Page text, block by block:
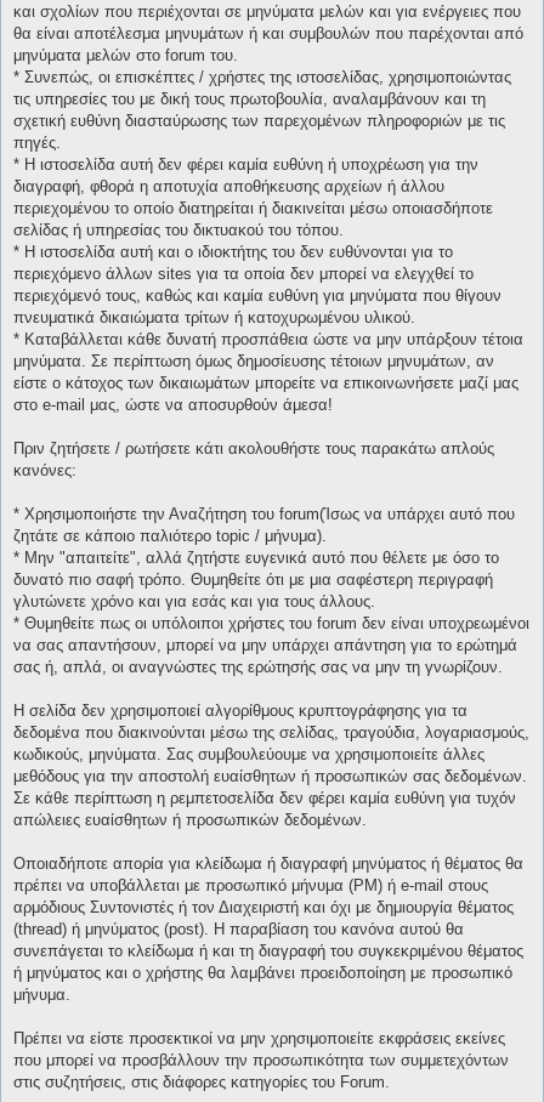
και σχολίων που περιέχονται σε μηνύματα μελών και για ενέργειες που
θα είναι αποτέλεσμα μηνυμάτων ή και συμβουλών που παρέχονται από
μηνύματα μελών στο forum του.
* Συνεπώς, οι επισκέπτες / χρήστες της ιστοσελίδας, χρησιμοποιώντας
τις υπηρεσίες του με δική τους πρωτοβουλία, αναλαμβάνουν και τη
σχετική ευθύνη διασταύρωσης των παρεχομένων πληροφοριών με τις
πηγές.
* H ιστοσελίδα αυτή δεν φέρει καμία ευθύνη ή υποχρέωση για την
διαγραφή, φθορά η αποτυχία αποθήκευσης αρχείων ή άλλου
περιεχομένου το οποίο διατηρείται ή διακινείται μέσω οποιασδήποτε
σελίδας ή υπηρεσίας του δικτυακού του τόπου.
* H ιστοσελίδα αυτή και ο ιδιοκτήτης του δεν ευθύνονται για το
περιεχόμενο άλλων sites για τα οποία δεν μπορεί να ελεγχθεί το
περιεχόμενό τους, καθώς και καμία ευθύνη για μηνύματα που θίγουν
πνευματικά δικαιώματα τρίτων ή κατοχυρωμένου υλικού.
* Καταβάλλεται κάθε δυνατή προσπάθεια ώστε να μην υπάρξουν τέτοια
μηνύματα. Σε περίπτωση όμως δημοσίευσης τέτοιων μηνυμάτων, αν
είστε ο κάτοχος των δικαιωμάτων μπορείτε να επικοινωνήσετε μαζί μας
στο e-mail μας, ώστε να αποσυρθούν άμεσα!
Πριν ζητήσετε / ρωτήσετε κάτι ακολουθήστε τους παρακάτω απλούς
κανόνες:
* Χρησιμοποιήστε την Αναζήτηση του forum(Ίσως να υπάρχει αυτό που
ζητάτε σε κάποιο παλιότερο topic / μήνυμα).
* Μην "απαιτείτε", αλλά ζητήστε ευγενικά αυτό που θέλετε με όσο το
δυνατό πιο σαφή τρόπο. Θυμηθείτε ότι με μια σαφέστερη περιγραφή
γλυτώνετε χρόνο και για εσάς και για τους άλλους.
* Θυμηθείτε πως οι υπόλοιποι χρήστες του forum δεν είναι υποχρεωμένοι
να σας απαντήσουν, μπορεί να μην υπάρχει απάντηση για το ερώτημά
σας ή, απλά, οι αναγνώστες της ερώτησής σας να μην τη γνωρίζουν.
Η σελίδα δεν χρησιμοποιεί αλγορίθμους κρυπτογράφησης για τα
δεδομένα που διακινούνται μέσω της σελίδας, τραγούδια, λογαριασμούς,
κωδικούς, μηνύματα. Σας συμβουλεύουμε να χρησιμοποιείτε άλλες
μεθόδους για την αποστολή ευαίσθητων ή προσωπικών σας δεδομένων.
Σε κάθε περίπτωση η ρεμπετοσελίδα δεν φέρει καμία ευθύνη για τυχόν
απώλειες ευαίσθητων ή προσωπικών δεδομένων.
Οποιαδήποτε απορία για κλείδωμα ή διαγραφή μηνύματος ή θέματος θα
πρέπει να υποβάλλεται με προσωπικό μήνυμα (PM) ή e-mail στους
αρμόδιους Συντονιστές ή τον Διαχειριστή και όχι με δημιουργία θέματος
(thread) ή μηνύματος (post). Η παραβίαση του κανόνα αυτού θα
συνεπάγεται το κλείδωμα ή και τη διαγραφή του συγκεκριμένου θέματος
ή μηνύματος και ο χρήστης θα λαμβάνει προειδοποίηση με προσωπικό
μήνυμα.
Πρέπει να είστε προσεκτικοί να μην χρησιμοποιείτε εκφράσεις εκείνες
που μπορεί να προσβάλλουν την προσωπικότητα των συμμετεχόντων
στις συζητήσεις, στις διάφορες κατηγορίες του Forum.